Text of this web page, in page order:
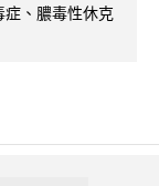
症、膿毒性休克